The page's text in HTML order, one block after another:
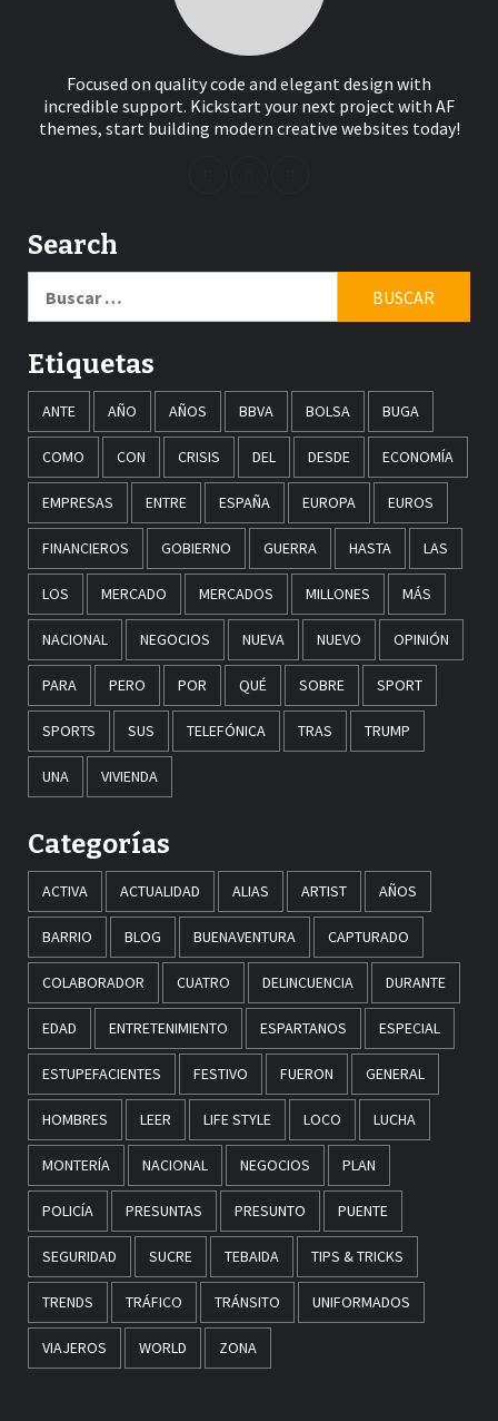
Focused on quality code and elegant design with
incredible support. Kickstart your next project with AF
themes, start building modern creative websites today!
Search
Etiquetas
ANTE AÑO AÑOS BBVA BOLSA BUGA
COMO CON CRISIS DEL DESDE ECONOMÍA
EMPRESAS ENTRE ESPAÑA EUROPA EUROS
FINANCIEROS GOBIERNO GUERRA HASTA LAS
LOS MERCADO MERCADOS MILLONES MÁS
NACIONAL NEGOCIOS NUEVA NUEVO OPINIÓN
PARA PERO POR QUÉ SOBRE SPORT
SPORTS SUS TELEFÓNICA TRAS TRUMP
UNA VIVIENDA
Categorías
ACTIVA ACTUALIDAD ALIAS ARTIST AÑOS
BARRIO BLOG BUENAVENTURA CAPTURADO
COLABORADOR CUATRO DELINCUENCIA DURANTE
EDAD ENTRETENIMIENTO ESPARTANOS ESPECIAL
ESTUPEFACIENTES FESTIVO FUERON GENERAL
HOMBRES LEER LIFE STYLE LOCO LUCHA
MONTERÍA NACIONAL NEGOCIOS PLAN
POLICÍA PRESUNTAS PRESUNTO PUENTE
SEGURIDAD SUCRE TEBAIDA TIPS & TRICKS
TRENDS TRÁFICO TRÁNSITO UNIFORMADOS
VIAJEROS WORLD ZONA